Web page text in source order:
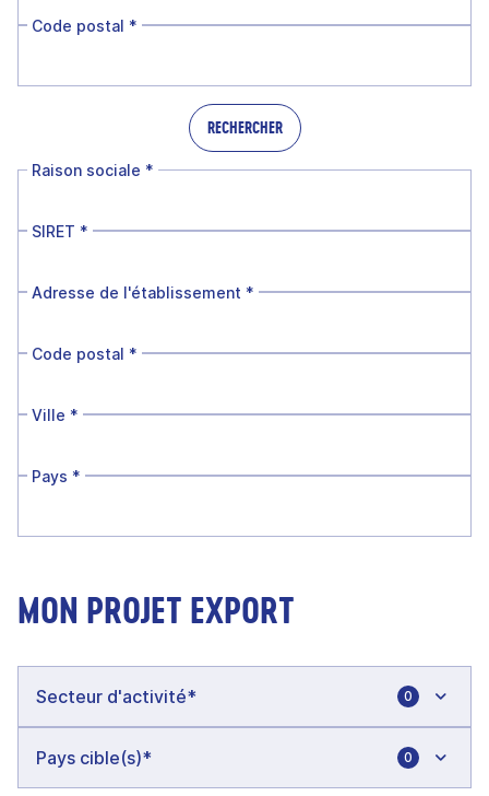
Code postal *
RECHERCHER
Raison sociale *
SIRET *
Adresse de l'établissement *
Code postal *
Ville *
Pays *
MON PROJET EXPORT
0
0